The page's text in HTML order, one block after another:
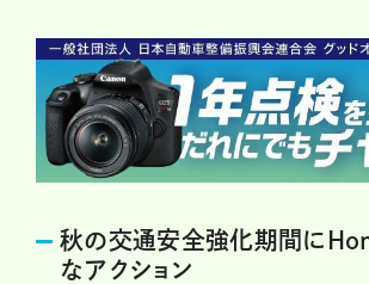
秋の交通安全強化期間に
なアクション